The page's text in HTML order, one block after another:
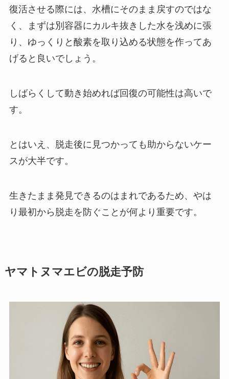
復活させる際には、水槽にそのまま戻すのではな
く、まずは別容器にカルキ抜きした水を浅めに張
り、ゆっくりと酸素を取り込める状態を作ってあ
げると良いでしょう。
しばらくして動き始めれば回復の可能性は高いで
す。
とはいえ、脱走後に見つかっても助からないケー
スが大半です。
生きたまま発見できるのはまれであるため、やは
り最初から脱走を防ぐことが何より重要です。
ヤマトヌマエビの脱走予防